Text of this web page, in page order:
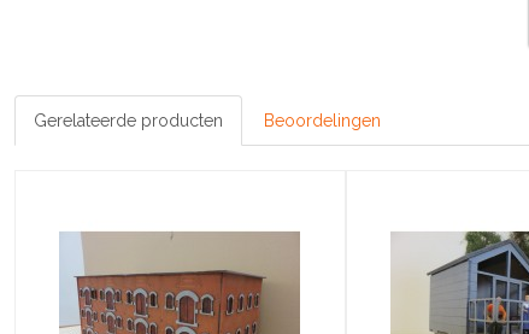
Gerelateerde producten Beoordelingen